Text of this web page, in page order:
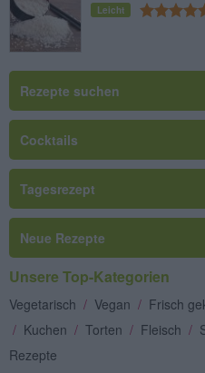
Leicht
Rezepte suchen
Cocktails
Tagesrezept
Neue Rezepte
Unsere Top-Kategorien
Vegetarisch / Vegan / Frisch
/ Kuchen / Torten / Fleisch /
Rezepte